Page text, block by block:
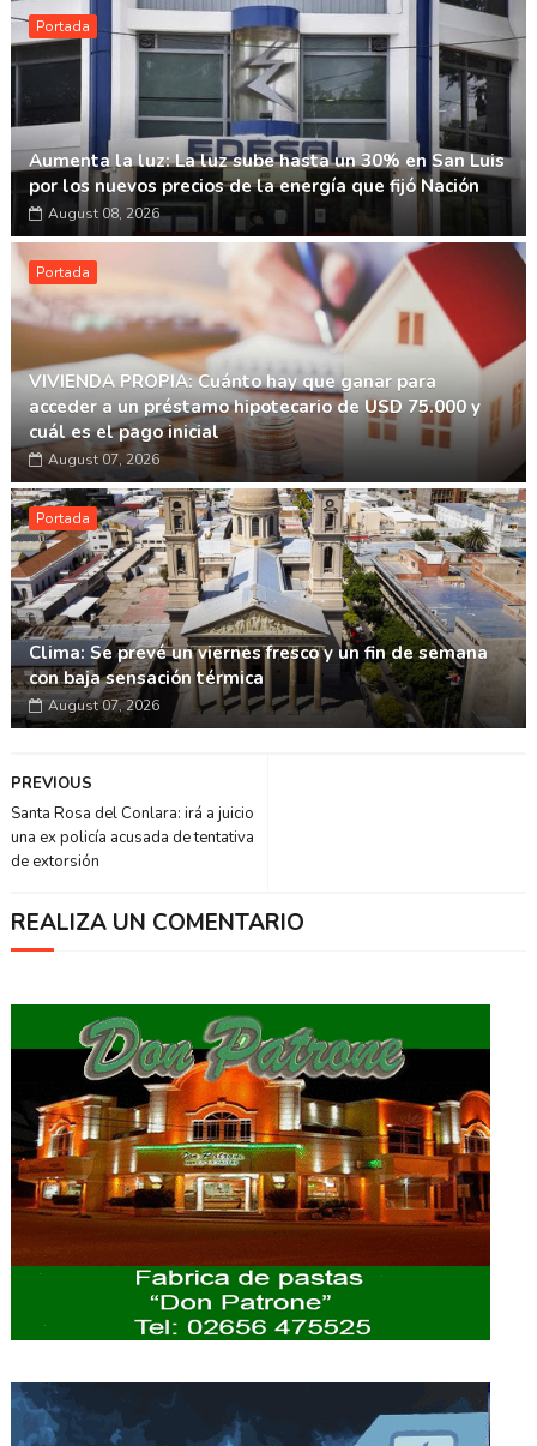
Portada
Aumenta la luz: La luz sube hasta un 30% en San Luis
por los nuevos precios de la energía que fijó Nación
August 08, 2026
Portada
VIVIENDA PROPIA: Cuánto hay que ganar para
acceder a un préstamo hipotecario de USD 75.000 y
cuál es el pago inicial
August 07, 2026
Portada
Clima: Se prevé un viernes fresco y un fin de semana
con baja sensación térmica
August 07, 2026
PREVIOUS
Santa Rosa del Conlara: irá a juicio
una ex policía acusada de tentativa
de extorsión
REALIZA UN COMENTARIO